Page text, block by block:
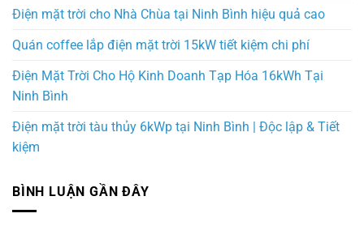
Điện mặt trời cho Nhà Chùa tại Ninh Bình hiệu quả cao
Quán coffee lắp điện mặt trời 15kW tiết kiệm chi phí
Điện Mặt Trời Cho Hộ Kinh Doanh Tạp Hóa 16kWh Tại
Ninh Bình
Điện mặt trời tàu thủy 6kWp tại Ninh Bình | Độc lập & Tiết
kiệm
BÌNH LUẬN GẦN ĐÂY